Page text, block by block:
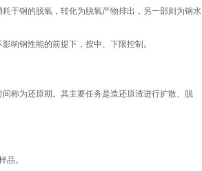
钢的脱氧，转化为脱氧产物排出，另一部则为钢水
钢性能的前提下，按中、下限控制。
称为还原期。其主要任务是造还原渣进行扩散、脱
品。